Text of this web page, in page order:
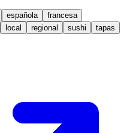
española
francesa
local regional sushi tapas